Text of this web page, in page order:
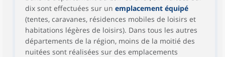
dix sont effectuées sur un emplacement équipé
(tentes, caravanes, résidences mobiles de loisirs et
habitations légères de loisirs). Dans tous les autres
départements de la région, moins de la moitié des
nuitées sont réalisées sur des emplacements